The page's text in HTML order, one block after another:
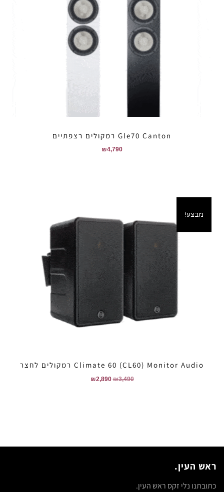
Gle70 Canton רמקולים רצפתיים
₪4,790
מבצע!
Climate 60 (CL60) Monitor Audio רמקולים לחצר
₪3,490
₪2,890
ראש העין.
כתובתנו נלי זקס ראש העין.